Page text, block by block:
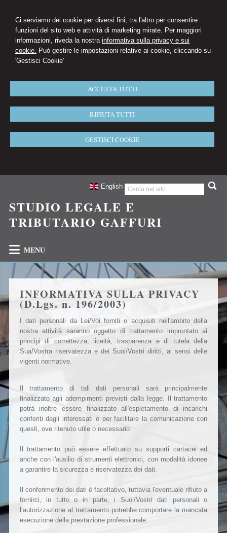
Ci serviamo dei cookie per diversi fini, tra l'altro per consentire
funzioni del sito web e attività di marketing mirate. Per maggiori
informazioni, riveda la nostra informativa sulla privacy e sui
cookie. Può gestire le impostazioni relative ai cookie, cliccando su
'Gestisci Cookie'
ACCETTA TUTTI
RIFIUTA TUTTI
GESTISCI COOKIE
English
STUDIO LEGALE E
TRIBUTARIO GAFFURI
MENU
INFORMATIVA SULLA PRIVACY
(D.Lgs. n. 196/2003)
I dati personali da Lei/Voi forniti o acquisiti nell'ambito della
nostra attività saranno oggetto di trattamento improntato ai
principi di correttezza, liceità, trasparenza e di tutela della
Sua/Vostra riservatezza e dei Suoi/Vostri diritti, ai sensi delle
vigenti normative.
Il trattamento di tali dati personali sarà principalmente
finalizzato agli adempimenti previsti dalla legge. Il trattamento
potrà inoltre essere finalizzato all'espletamento di incarichi
conferiti dagli interessati o per facilitare la comunicazione con
questi, ove ritenuto utile o necessario.
Il trattamento può essere effettuato su supporti cartacei ed
anche con l'ausilio di strumenti elettronici, con modalità idonee
a garantire la sicurezza e riservatezza dei dati.
Il conferimento dei dati è facoltativo, tuttavia l'eventuale rifiuto a
fornirci, in tutto o in parte, i Suoi/Vostri dati personali o
l’autorizzazione al trattamento potrebbe comportare la mancata
esecuzione della prestazione professionale.